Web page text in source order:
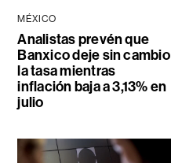
MÉXICO
Analistas prevén que
Banxico deje sin cambio
la tasa mientras
inflación baja a 3,13% en
julio